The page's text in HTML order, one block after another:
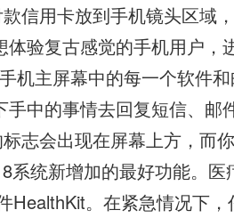
信用卡放到手机镜头区域
验复古感觉的手机用户，
机主屏幕中的每一个软件
中的事情去回复短信、邮
志会出现在屏幕上方，而
系统新增加的最好功能。医
HealthKit。在紧急情况下，